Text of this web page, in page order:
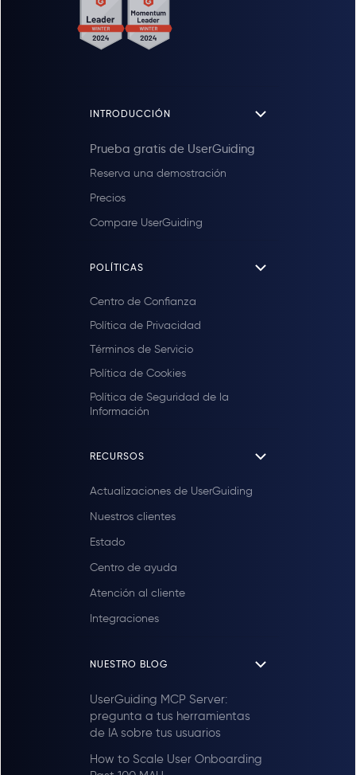
INTRODUCCIÓN
Prueba gratis de UserGuiding
Reserva una demostración
Precios
Compare UserGuiding
POLÍTICAS
Centro de Confianza
Política de Privacidad
Términos de Servicio
Política de Cookies
Política de Seguridad de la
Información
RECURSOS
Actualizaciones de UserGuiding
Nuestros clientes
Estado
Centro de ayuda
Atención al cliente
Integraciones
NUESTRO BLOG
UserGuiding MCP Server:
pregunta a tus herramientas
de IA sobre tus usuarios
How to Scale User Onboarding